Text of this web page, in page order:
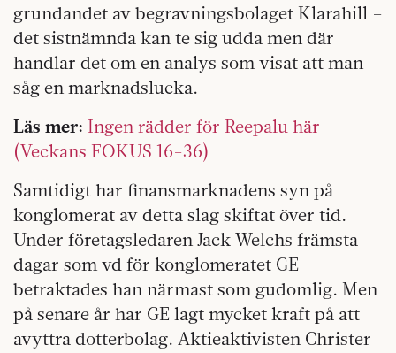
grundandet av begravningsbolaget Klarahill –
det sistnämnda kan te sig udda men där
handlar det om en analys som visat att man
såg en marknadslucka.
Läs mer: Ingen rädder för Reepalu här
(Veckans FOKUS 16-36)
Samtidigt har finansmarknadens syn på
konglomerat av detta slag skiftat över tid.
Under företagsledaren Jack Welchs främsta
dagar som vd för konglomeratet GE
betraktades han närmast som gudomlig. Men
på senare år har GE lagt mycket kraft på att
avyttra dotterbolag. Aktieaktivisten Christer